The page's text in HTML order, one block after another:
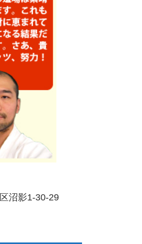
沼影1-30-29